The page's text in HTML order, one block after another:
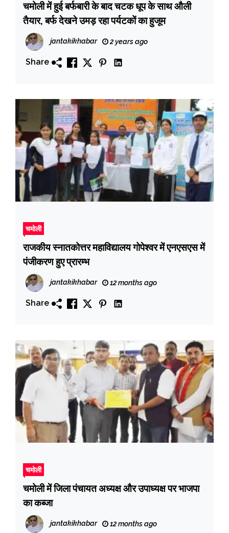
चमोली में हुई बर्फबारी के बाद चटक धूप के साथ औली
तैयार, बर्फ देखने उमड़ रहा पर्यटकों का हुजूम
jantakikhabar 2 years ago
Share
चमोली
राजकीय स्नातकोत्तर महाविद्यालय गोपेश्वर में एनएसएस में
पंजीकरण हुए प्रारम्भ
jantakikhabar 12 months ago
Share
चमोली
चमोली में जिला पंचायत अध्यक्ष और उपाध्यक्ष पर भाजपा
का कब्जा
jantakikhabar 12 months ago